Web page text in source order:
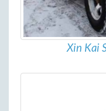
Xin Kai